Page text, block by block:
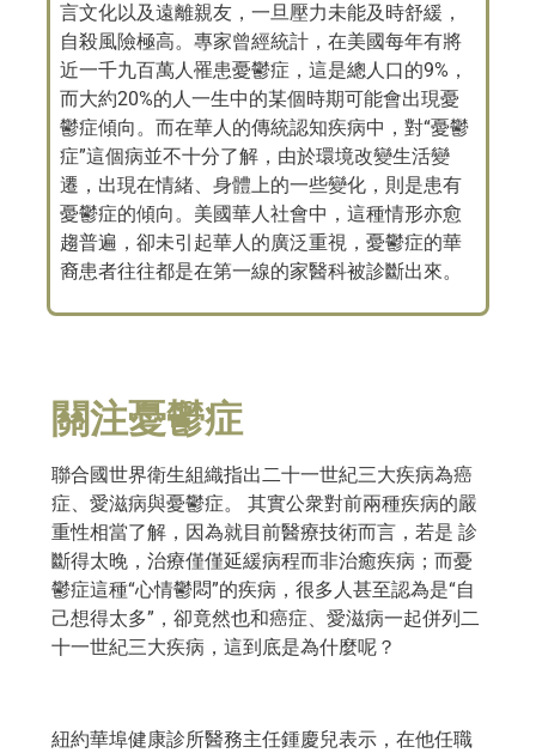
言文化以及遠離親友，一旦壓力未能及時舒緩，
自殺風險極高。專家曾經統計，在美國每年有將
近一千九百萬人罹患憂鬱症，這是總人口的9%，
而大約20%的人一生中的某個時期可能會出現憂
鬱症傾向。而在華人的傳統認知疾病中，對“憂鬱
症”這個病並不十分了解，由於環境改變生活變
遷，出現在情緒、身體上的一些變化，則是患有
憂鬱症的傾向。美國華人社會中，這種情形亦愈
趨普遍，卻未引起華人的廣泛重視，憂鬱症的華
裔患者往往都是在第一線的家醫科被診斷出來。
關注憂鬱症
聯合國世界衛生組織指出二十一世紀三大疾病為癌
症、愛滋病與憂鬱症。 其實公衆對前兩種疾病的嚴
重性相當了解，因為就目前醫療技術而言，若是 診
斷得太晚，治療僅僅延緩病程而非治癒疾病；而憂
鬱症這種“心情鬱悶”的疾病，很多人甚至認為是“自
己想得太多”，卻竟然也和癌症、愛滋病一起併列二
十一世紀三大疾病，這到底是為什麼呢？
紐約華埠健康診所醫務主任鍾慶兒表示，在他任職